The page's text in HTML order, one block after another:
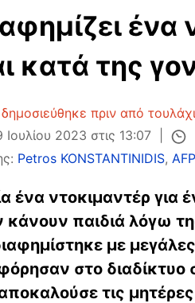
ένα
κατά της
πριν από
2023 στις 13:07
Petros KONSTANTINIDIS,
ντοκιμαντέρ για
παιδιά λόγω
με
στο διαδίκτυο
τις